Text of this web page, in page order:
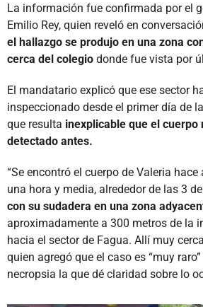
La información fue confirmada por el
Emilio Rey, quien reveló en
el hallazgo se produjo en una zona
cerca del colegio donde fue vista por
El mandatario explicó que ese sector
inspeccionado desde el primer día de
que resulta inexplicable que el cuerpo
detectado antes.
“Se encontró el cuerpo de Valeria
una hora y media, alrededor de las 3
con su sudadera en una zona
aproximadamente a 300 metros de la
hacia el sector de Fagua. Allí muy
quien agregó que el caso es “muy
necropsia la que dé claridad sobre lo